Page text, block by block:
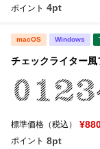
ポイント 4pt
macOS Windows
チェックライター
標準価格（税込）
ポイント 8pt